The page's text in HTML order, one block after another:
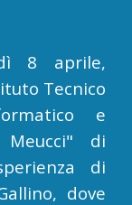
8 aprile,
Tecnico
e
Meucci" di
di
dove